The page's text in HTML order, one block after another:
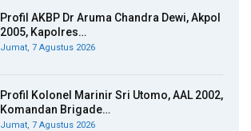
Profil AKBP Dr Aruma Chandra Dewi, Akpol
2005, Kapolres…
Jumat, 7 Agustus 2026
Profil Kolonel Marinir Sri Utomo, AAL 2002,
Komandan Brigade…
Jumat, 7 Agustus 2026